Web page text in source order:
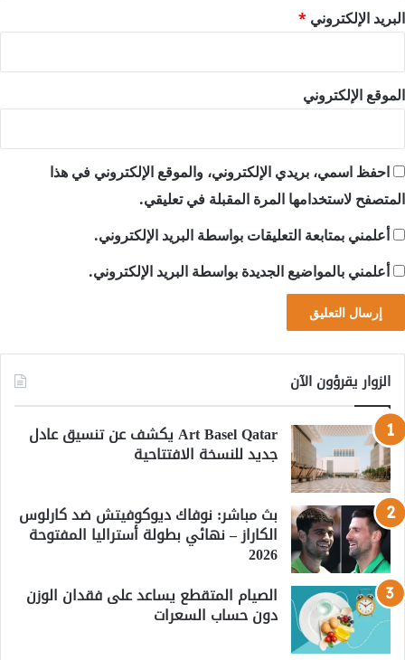
البريد الإلكتروني *
الموقع الإلكتروني
احفظ اسمي، بريدي الإلكتروني، والموقع الإلكتروني في هذا
المتصفح لاستخدامها المرة المقبلة في تعليقي.
أعلمني بمتابعة التعليقات بواسطة البريد الإلكتروني.
أعلمني بالمواضيع الجديدة بواسطة البريد الإلكتروني.
الزوار يقرؤون الآن
Art Basel Qatar يكشف عن تنسيق عادل
جديد للنسخة الافتتاحية
بث مباشر: نوفاك ديوكوفيتش ضد كارلوس
الكاراز – نهائي بطولة أستراليا المفتوحة
2026
الصيام المتقطع يساعد على فقدان الوزن
دون حساب السعرات